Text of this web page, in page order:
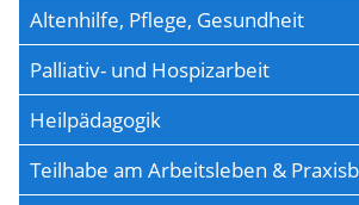
Altenhilfe, Pflege, Gesundheit
Palliativ- und Hospizarbeit
Heilpädagogik
Teilhabe am Arbeitsleben &